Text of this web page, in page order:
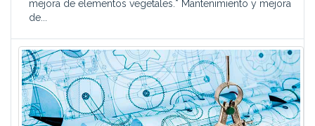
mejora de elementos vegetales.* Mantenimiento y mejora
de...